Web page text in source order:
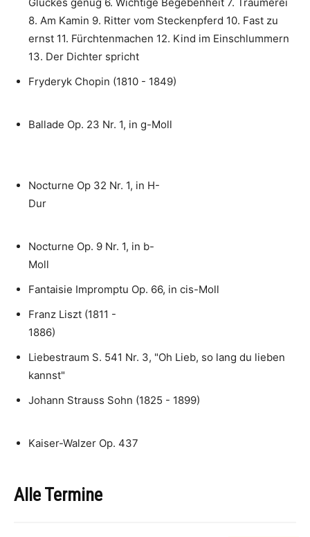
8. Am Kamin 9. Ritter vom Steckenpferd 10. Fast zu
ernst 11. Fürchtenmachen 12. Kind im Einschlummern
13. Der Dichter spricht
Fryderyk Chopin (1810 - 1849)
Ballade Op. 23 Nr. 1, in g-Moll
Nocturne Op 32 Nr. 1, in H-
Nocturne Op. 9 Nr. 1, in b-
Fantaisie Impromptu Op. 66, in cis-Moll
Franz Liszt (1811 -
Liebestraum S. 541 Nr. 3, "Oh Lieb, so lang du lieben
kannst"
Johann Strauss Sohn (1825 - 1899)
Kaiser-Walzer Op. 437
Alle Termine